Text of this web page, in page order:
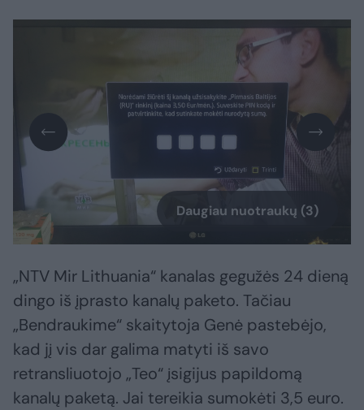
Daugiau nuotraukų (3)
„NTV Mir Lithuania“ kanalas gegužės 24 dieną
dingo iš įprasto kanalų paketo. Tačiau
„Bendraukime“ skaitytoja Genė pastebėjo,
kad jį vis dar galima matyti iš savo
retransliuotojo „Teo“ įsigijus papildomą
kanalų paketą. Jai tereikia sumokėti 3,5 euro.